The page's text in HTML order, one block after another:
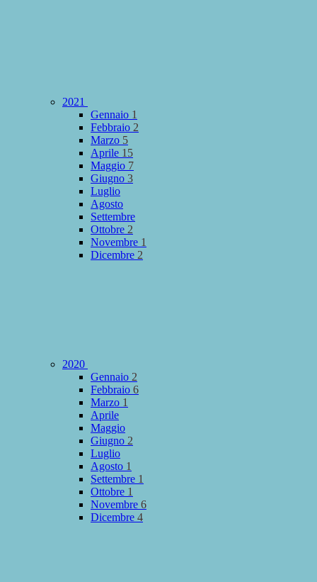
2021
Gennaio 1
Febbraio 2
Marzo 5
Aprile 15
Maggio 7
Giugno 3
Luglio
Agosto
Settembre
Ottobre 2
Novembre 1
Dicembre 2
2020
Gennaio 2
Febbraio 6
Marzo 1
Aprile
Maggio
Giugno 2
Luglio
Agosto 1
Settembre 1
Ottobre 1
Novembre 6
Dicembre 4